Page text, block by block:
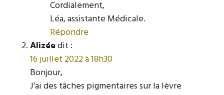
Cordialement,
Léa, assistante Médicale.
Répondre
Alizéedit :
16 juillet 2022 à 18h30
Bonjour,
J’ai des tâches pigmentaires sur la lèvre